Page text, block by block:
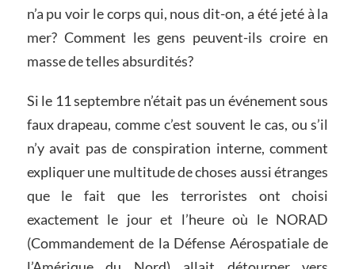
n’a pu voir le corps qui, nous dit-on, a été jeté à la
mer? Comment les gens peuvent-ils croire en
masse de telles absurdités?
Si le 11 septembre n’était pas un événement sous
faux drapeau, comme c’est souvent le cas, ou s’il
n’y avait pas de conspiration interne, comment
expliquer une multitude de choses aussi étranges
que le fait que les terroristes ont choisi
exactement le jour et l’heure où le NORAD
(Commandement de la Défense Aérospatiale de